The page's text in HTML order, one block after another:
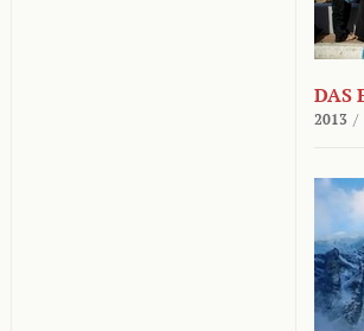
DAS
2013 /